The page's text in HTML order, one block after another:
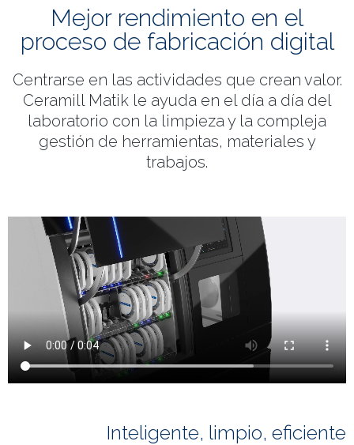
Mejor rendimiento en el
proceso de fabricación digital
Centrarse en las actividades que crean valor.
Ceramill Matik le ayuda en el día a día del
laboratorio con la limpieza y la compleja
gestión de herramientas, materiales y
trabajos.
Inteligente, limpio, eficiente